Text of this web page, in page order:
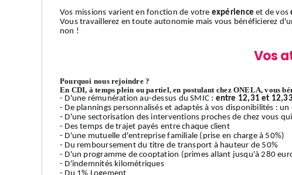
Vos missions varient en fonction de votre expérience et de vos
Vous travaillerez en toute autonomie mais vous bénéficierez
non !
Vos
Pourquoi nous rejoindre ?
En CDI, à temps plein ou partiel, en postulant chez ONELA, vous
- D'une rémunération au-dessus du SMIC : entre 12,31 et
- De plannings personnalisés et adaptés à vos disponibilités :
- D'une sectorisation des interventions proches de chez vous
- Des temps de trajet payés entre chaque client
- D'une mutuelle d'entreprise familiale (prise en charge à 50%)
- Du remboursement du titre de transport à hauteur de 50%
- D'un programme de cooptation (primes allant jusqu'à 280
- D'indemnités kilométriques